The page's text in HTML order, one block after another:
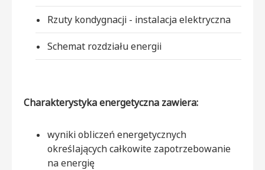
Rzuty kondygnacji - instalacja elektryczna
Schemat rozdziału energii
Charakterystyka energetyczna zawiera:
wyniki obliczeń energetycznych
określających całkowite zapotrzebowanie
na energię